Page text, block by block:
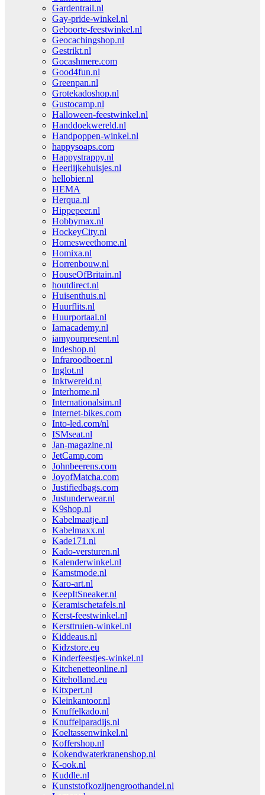
Gardentrail.nl
Gay-pride-winkel.nl
Geboorte-feestwinkel.nl
Geocachingshop.nl
Gestrikt.nl
Gocashmere.com
Good4fun.nl
Greenpan.nl
Grotekadoshop.nl
Gustocamp.nl
Halloween-feestwinkel.nl
Handdoekwereld.nl
Handpoppen-winkel.nl
happysoaps.com
Happystrappy.nl
Heerlijkehuisjes.nl
hellobier.nl
HEMA
Herqua.nl
Hippepeer.nl
Hobbymax.nl
HockeyCity.nl
Homesweethome.nl
Homixa.nl
Horrenbouw.nl
HouseOfBritain.nl
houtdirect.nl
Huisenthuis.nl
Huurflits.nl
Huurportaal.nl
Iamacademy.nl
iamyourpresent.nl
Indeshop.nl
Infraroodboer.nl
Inglot.nl
Inktwereld.nl
Interhome.nl
Internationalsim.nl
Internet-bikes.com
Into-led.com/nl
ISMseat.nl
Jan-magazine.nl
JetCamp.com
Johnbeerens.com
JoyofMatcha.com
Justifiedbags.com
Justunderwear.nl
K9shop.nl
Kabelmaatje.nl
Kabelmaxx.nl
Kade171.nl
Kado-versturen.nl
Kalenderwinkel.nl
Kamstmode.nl
Karo-art.nl
KeepItSneaker.nl
Keramischetafels.nl
Kerst-feestwinkel.nl
Kersttruien-winkel.nl
Kiddeaus.nl
Kidzstore.eu
Kinderfeestjes-winkel.nl
Kitchenetteonline.nl
Kiteholland.eu
Kitxpert.nl
Kleinkantoor.nl
Knuffelkado.nl
Knuffelparadijs.nl
Koeltassenwinkel.nl
Koffershop.nl
Kokendwaterkranenshop.nl
K-ook.nl
Kuddle.nl
Kunststofkozijnengroothandel.nl